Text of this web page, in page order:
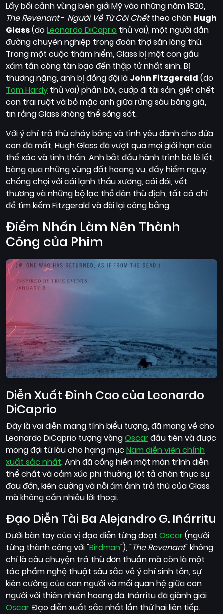
Lấy bối cảnh vùng biên giới Mỹ vào những năm 1820,
The Revenant- Người Về Từ Cõi Chếttheo chân Hugh
Glass(doLeonardo DiCaprio thủ vai), một người dẫn
đường chuyên nghiệp trong đoàn thợ săn lông thú.
Trong một cuộc thám hiểm, Glass bị một con gấu
xám tấn công tàn bạo đến thập tử nhất sinh. Bị
thương nặng, anh bị đồng đội là John Fitzgerald (do
Tom Hardy thủ vai) phản bội, cướp đi tài sản, giết chết
con trai ruột và bỏ mặc anh giữa rừng sâu băng giá,
tin rằng Glass không thể sống sót.
Với ý chí trả thù cháy bỏng và tình yêu dành cho đứa
con đã mất, Hugh Glass đã vượt qua mọi giới hạn của
thể xác và tinh thần. Anh bắt đầu hành trình bò lê lết,
băng qua những vùng đất hoang vu, đầy hiểm nguy,
chống chọi với cái lạnh thấu xương, cái đói, vết
thương và những bộ lạc thổ dân thù địch, tất cả chỉ
để tìm kiếm Fitzgerald và đòi lại công bằng.
Điểm Nhấn Làm Nên Thành
Công của Phim
Diễn Xuất Đỉnh Cao của Leonardo
DiCaprio
Đây là vai diễn mang tính biểu tượng, đã mang về cho
Leonardo DiCaprio tượng vàngOscarđầu tiên và được
mong đợi từ lâu cho hạng mục Nam diễn viên chính
xuất sắc nhất. Anh đã cống hiến một màn trình diễn
thể chất và cảm xúc phi thường, lột tả chân thực sự
đau đớn, kiên cường và nỗi ám ảnh trả thù của Glass
mà không cần nhiều lời thoại.
Đạo Diễn Tài Ba Alejandro G. Iñárritu
Dưới bàn tay của vị đạo diễn từng đoạt Oscar(người
từng thành công với "Birdman"), "The Revenant" không
chỉ là câu chuyện trả thù đơn thuần mà còn là một
tác phẩm nghệ thuật sâu sắc về ý chí sinh tồn, sự
kiên cường của con người và mối quan hệ giữa con
người với thiên nhiên hoang dã. Iñárritu đã giành giải
Oscar Đạo diễn xuất sắc nhất lần thứ hai liên tiếp.